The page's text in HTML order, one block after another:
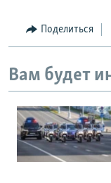
Поделиться
Вам будет